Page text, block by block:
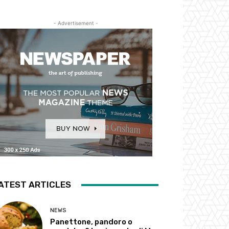
- Advertisement -
ARTICLES
NEWS
Panettone, pandoro o